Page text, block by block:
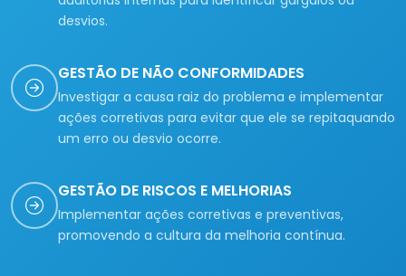
desvios.
GESTÃO DE NÃO CONFORMIDADES
Investigar a causa raiz do problema e implementar
ações corretivas para evitar que ele se repitaquando
um erro ou desvio ocorre.
GESTÃO DE RISCOS E MELHORIAS
Implementar ações corretivas e preventivas,
promovendo a cultura da melhoria contínua.